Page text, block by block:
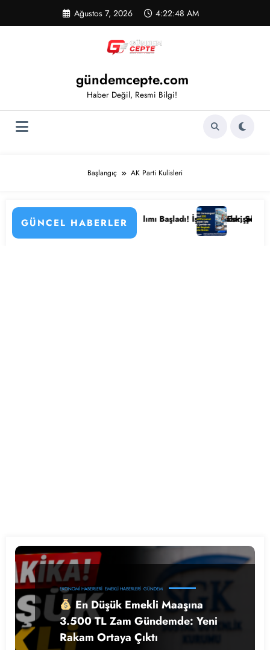
Ağustos 7, 2026 4:22:48 AM
gündemcepte.com
Haber Değil, Resmi Bilgi!
Başlangıç AK Parti Kulisleri
GÜNCEL HABERLER
Detayları
Kamu Hastanesi Personel Alımı Başladı! İşte Kadrolar, Şehirler ve
Eskişehir
EKONOMI HABERLERI EMEKLI HABERLERI GÜNDEM
En Düşük Emekli Maaşına
3.500 TL Zam Gündemde: Yeni
Rakam Ortaya Çıktı